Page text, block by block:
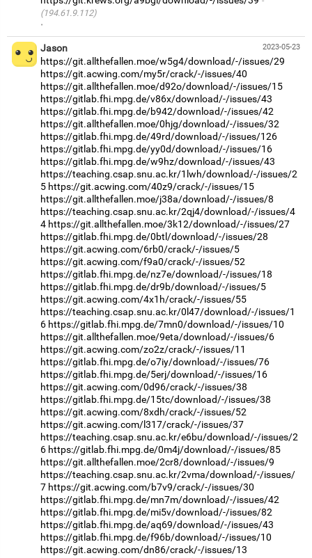
(194.61.9.112)
·
2023-05-23
Jason
https://git.allthefallen.moe/w5g4/download/-/issues/29
https://git.acwing.com/my5r/crack/-/issues/40
https://git.allthefallen.moe/d92o/download/-/issues/15
https://gitlab.fhi.mpg.de/v86x/download/-/issues/43
https://gitlab.fhi.mpg.de/b942/download/-/issues/42
https://git.allthefallen.moe/0hjg/download/-/issues/32
https://gitlab.fhi.mpg.de/49rd/download/-/issues/126
https://gitlab.fhi.mpg.de/yy0d/download/-/issues/16
https://gitlab.fhi.mpg.de/w9hz/download/-/issues/43
https://teaching.csap.snu.ac.kr/1lwh/download/-/issues/2
5 https://git.acwing.com/40z9/crack/-/issues/15
https://git.allthefallen.moe/j38a/download/-/issues/8
https://teaching.csap.snu.ac.kr/2qj4/download/-/issues/4
4 https://git.allthefallen.moe/3k12/download/-/issues/27
https://gitlab.fhi.mpg.de/0btl/download/-/issues/28
https://git.acwing.com/6rb0/crack/-/issues/5
https://git.acwing.com/f9a0/crack/-/issues/52
https://gitlab.fhi.mpg.de/nz7e/download/-/issues/18
https://gitlab.fhi.mpg.de/dr9b/download/-/issues/5
https://git.acwing.com/4x1h/crack/-/issues/55
https://teaching.csap.snu.ac.kr/0l47/download/-/issues/1
6 https://gitlab.fhi.mpg.de/7mn0/download/-/issues/10
https://git.allthefallen.moe/9eta/download/-/issues/6
https://git.acwing.com/zo2z/crack/-/issues/11
https://gitlab.fhi.mpg.de/o7iy/download/-/issues/76
https://gitlab.fhi.mpg.de/5erj/download/-/issues/16
https://git.acwing.com/0d96/crack/-/issues/38
https://gitlab.fhi.mpg.de/15tc/download/-/issues/38
https://git.acwing.com/8xdh/crack/-/issues/52
https://git.acwing.com/l317/crack/-/issues/37
https://teaching.csap.snu.ac.kr/e6bu/download/-/issues/2
6 https://gitlab.fhi.mpg.de/0m4j/download/-/issues/85
https://git.allthefallen.moe/2cr8/download/-/issues/9
https://teaching.csap.snu.ac.kr/2vma/download/-/issues/
7 https://git.acwing.com/b7v9/crack/-/issues/30
https://gitlab.fhi.mpg.de/mn7m/download/-/issues/42
https://gitlab.fhi.mpg.de/mi5v/download/-/issues/82
https://gitlab.fhi.mpg.de/aq69/download/-/issues/43
https://gitlab.fhi.mpg.de/f96b/download/-/issues/10
https://git.acwing.com/dn86/crack/-/issues/13